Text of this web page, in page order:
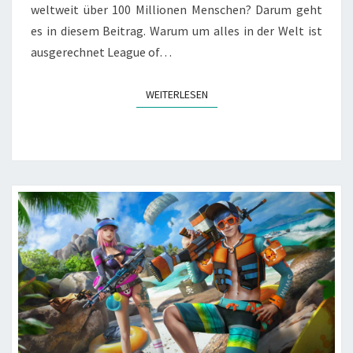
weltweit über 100 Millionen Menschen? Darum geht
es in diesem Beitrag. Warum um alles in der Welt ist
ausgerechnet League of…
WEITERLESENWEITERLESEN